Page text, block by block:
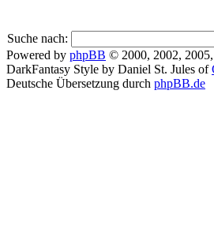
Suche nach:
Powered by phpBB © 2000, 2002,
DarkFantasy Style by Daniel St. Jules of
Deutsche Übersetzung durch phpBB.de